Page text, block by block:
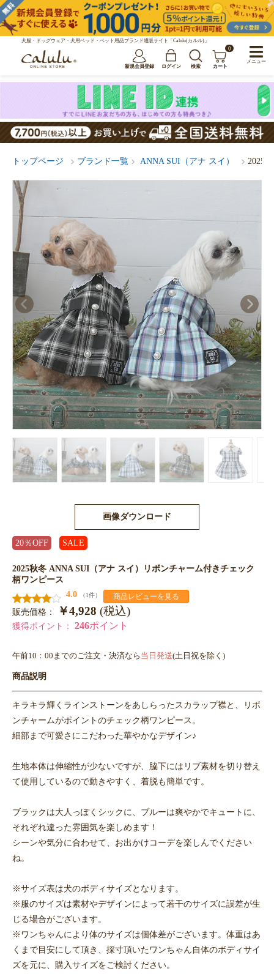
犬服・ドッグウェア・犬用ベッド・ペット用品ブランド通販サイト「Calulu(カルル)」
新規会員登録 ログイン 検索
0
カート
トップページ ブランド一覧 ANNA SUI（アナ スイ） 2025
画像ダウンロード
20％OFF SALE
2025秋冬 ANNA SUI（アナ スイ）リボンチャーム付きチェック
柄ワンピース
4.0
（1件） 商品レビューを見る
販売価格： ￥4,928 (税込)
獲得ポイント： 246ポイント
午前10：00までのご注文・決済なら 当日発送(土日祝を除く)
商品説明
キラキラ輝くラインストーンをあしらったスカラップ襟と、リボ
ンチャームがポイントのチェック柄ワンピース。
細部まで可愛さにこだわった華やかなデザイン♪
生地本体は伸縮性が少ないですが、脇下にはリブ素材を切り替え
て使用しているので動きやすく、着脱も簡単です。
ブラックは大人っぽくシックに、ブルーは爽やかでキュートに、
それぞれ違った雰囲気を楽しめます！
シーンや気分に合わせて、お出かけコーデを楽しんでください
ね。
※サイズ表は犬のボディサイズとなります。
※服のサイズは素材やデザインによって若干のサイズに誤差が生
じる場合がございます。
※ワンちゃんにより体のサイズは個体差がございます。体重はあ
くまで目安にして頂き、採寸頂いたワンちゃん自体のボディサイ
ズを元に、購入サイズをご検討ください。
メニュー